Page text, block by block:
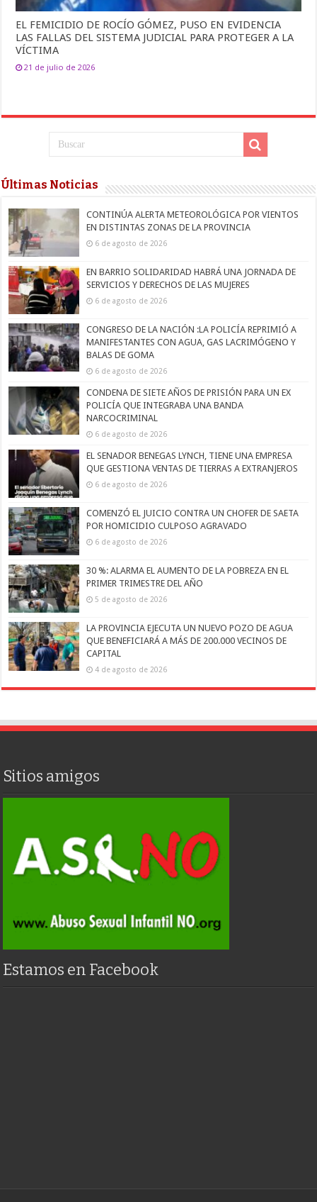
EL FEMICIDIO DE ROCÍO GÓMEZ, PUSO EN EVIDENCIA
LAS FALLAS DEL SISTEMA JUDICIAL PARA PROTEGER A LA
VÍCTIMA
21 de julio de 2026
Últimas Noticias
CONTINÚA ALERTA METEOROLÓGICA POR VIENTOS
EN DISTINTAS ZONAS DE LA PROVINCIA
6 de agosto de 2026
EN BARRIO SOLIDARIDAD HABRÁ UNA JORNADA DE
SERVICIOS Y DERECHOS DE LAS MUJERES
6 de agosto de 2026
CONGRESO DE LA NACIÓN :LA POLICÍA REPRIMIÓ A
MANIFESTANTES CON AGUA, GAS LACRIMÓGENO Y
BALAS DE GOMA
6 de agosto de 2026
CONDENA DE SIETE AÑOS DE PRISIÓN PARA UN EX
POLICÍA QUE INTEGRABA UNA BANDA
NARCOCRIMINAL
6 de agosto de 2026
EL SENADOR BENEGAS LYNCH, TIENE UNA EMPRESA
QUE GESTIONA VENTAS DE TIERRAS A EXTRANJEROS
6 de agosto de 2026
COMENZÓ EL JUICIO CONTRA UN CHOFER DE SAETA
POR HOMICIDIO CULPOSO AGRAVADO
6 de agosto de 2026
30 %: ALARMA EL AUMENTO DE LA POBREZA EN EL
PRIMER TRIMESTRE DEL AÑO
5 de agosto de 2026
LA PROVINCIA EJECUTA UN NUEVO POZO DE AGUA
QUE BENEFICIARÁ A MÁS DE 200.000 VECINOS DE
CAPITAL
4 de agosto de 2026
Sitios amigos
Estamos en Facebook